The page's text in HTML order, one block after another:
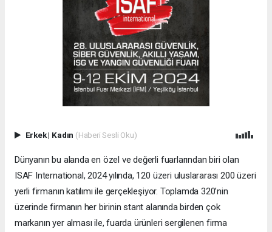
Erkek| Kadın (Haberi Sesli Oku)
Dünyanın bu alanda en özel ve değerli fuarlarından biri olan
ISAF International, 2024 yılında, 120 üzeri uluslararası 200 üzeri
yerli firmanın katılımı ile gerçekleşiyor. Toplamda 320’nin
üzerinde firmanın her birinin stant alanında birden çok
markanın yer alması ile, fuarda ürünleri sergilenen firma